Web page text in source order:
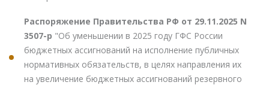
Распоряжение Правительства РФ от 29.11.2025 N
3507-р "Об уменьшении в 2025 году ГФС России
бюджетных ассигнований на исполнение публичных
нормативных обязательств, в целях направления их
на увеличение бюджетных ассигнований резервного